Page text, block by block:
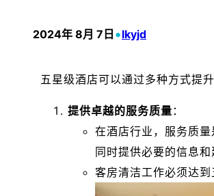
2024年 8月 7日 •lkyjd
五星级酒店可以通过多种方式提
提供卓越的服务质量 ：
在酒店行业，服务质
同时提供必要的信息
客房清洁工作必须达